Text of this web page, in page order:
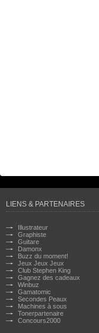
LIENS & PARTENAIRES
Illustrateur
Graphiste
Guitare
Damonx
Buzz du moment!
Jeux Jeux Jeux
Club Stephen King
Gagnez des cadeaux
Winbuz
Gamatomic
Secondes Peaux
Machines à sous
Tonerpartenaire
Concours2000